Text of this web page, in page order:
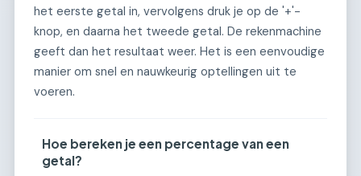
het eerste getal in, vervolgens druk je op de '+'-
knop, en daarna het tweede getal. De rekenmachine
geeft dan het resultaat weer. Het is een eenvoudige
manier om snel en nauwkeurig optellingen uit te
voeren.
Hoe bereken je een percentage van een
getal?